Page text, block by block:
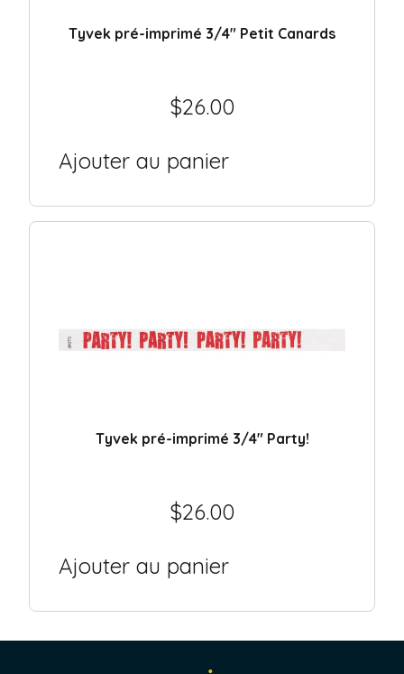
Tyvek pré-imprimé 3/4″ Petit Canards
$26.00
Ajouter au panier
Tyvek pré-imprimé 3/4″ Party!
$26.00
Ajouter au panier